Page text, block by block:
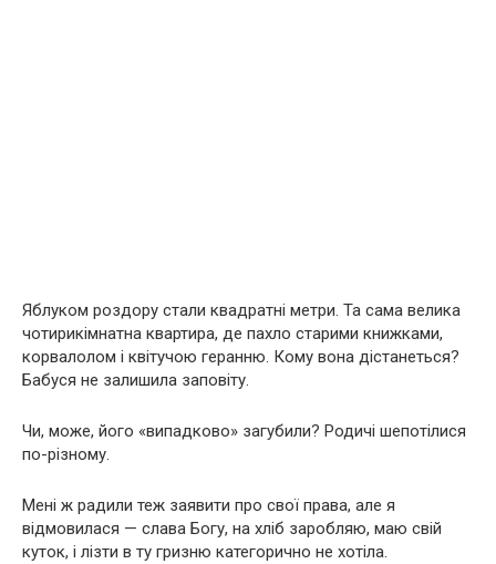
Яблуком роздору стали квадратні метри. Та сама велика
чотирикімнатна квартира, де пахло старими книжками,
корвалолом і квітучою геранню. Кому вона дістанеться?
Бабуся не залишила заповіту.
Чи, може, його «випадково» загубили? Родичі шепотілися
по-різному.
Мені ж радили теж заявити про свої права, але я
відмовилася — слава Богу, на хліб заробляю, маю свій
куток, і лізти в ту гризню категорично не хотіла.